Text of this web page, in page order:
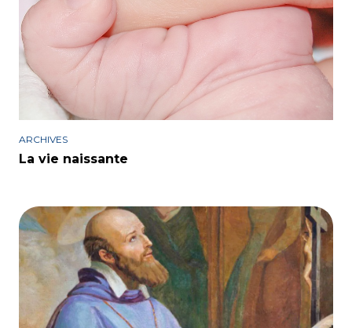
ARCHIVES
La vie naissante